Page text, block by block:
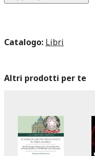
Catalogo: Libri
Altri prodotti per te